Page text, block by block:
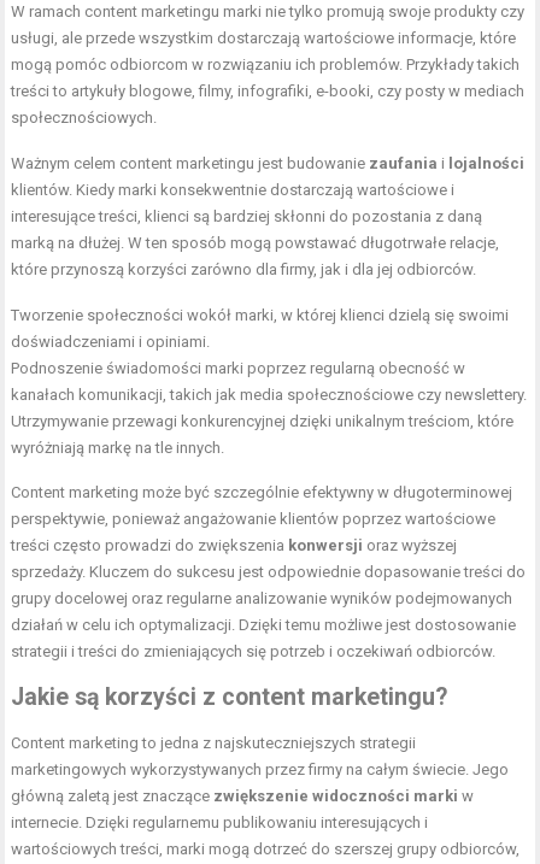
W ramach content marketingu marki nie tylko promują swoje produkty czy
usługi, ale przede wszystkim dostarczają wartościowe informacje, które
mogą pomóc odbiorcom w rozwiązaniu ich problemów. Przykłady takich
treści to artykuły blogowe, filmy, infografiki, e-booki, czy posty w mediach
społecznościowych.
Ważnym celem content marketingu jest budowanie zaufania i lojalności
klientów. Kiedy marki konsekwentnie dostarczają wartościowe i
interesujące treści, klienci są bardziej skłonni do pozostania z daną
marką na dłużej. W ten sposób mogą powstawać długotrwałe relacje,
które przynoszą korzyści zarówno dla firmy, jak i dla jej odbiorców.
Tworzenie społeczności wokół marki, w której klienci dzielą się swoimi
doświadczeniami i opiniami.
Podnoszenie świadomości marki poprzez regularną obecność w
kanałach komunikacji, takich jak media społecznościowe czy newslettery.
Utrzymywanie przewagi konkurencyjnej dzięki unikalnym treściom, które
wyróżniają markę na tle innych.
Content marketing może być szczególnie efektywny w długoterminowej
perspektywie, ponieważ angażowanie klientów poprzez wartościowe
treści często prowadzi do zwiększenia konwersji oraz wyższej
sprzedaży. Kluczem do sukcesu jest odpowiednie dopasowanie treści do
grupy docelowej oraz regularne analizowanie wyników podejmowanych
działań w celu ich optymalizacji. Dzięki temu możliwe jest dostosowanie
strategii i treści do zmieniających się potrzeb i oczekiwań odbiorców.
Jakie są korzyści z content marketingu?
Content marketing to jedna z najskuteczniejszych strategii
marketingowych wykorzystywanych przez firmy na całym świecie. Jego
główną zaletą jest znaczące zwiększenie widoczności marki w
internecie. Dzięki regularnemu publikowaniu interesujących i
wartościowych treści, marki mogą dotrzeć do szerszej grupy odbiorców,